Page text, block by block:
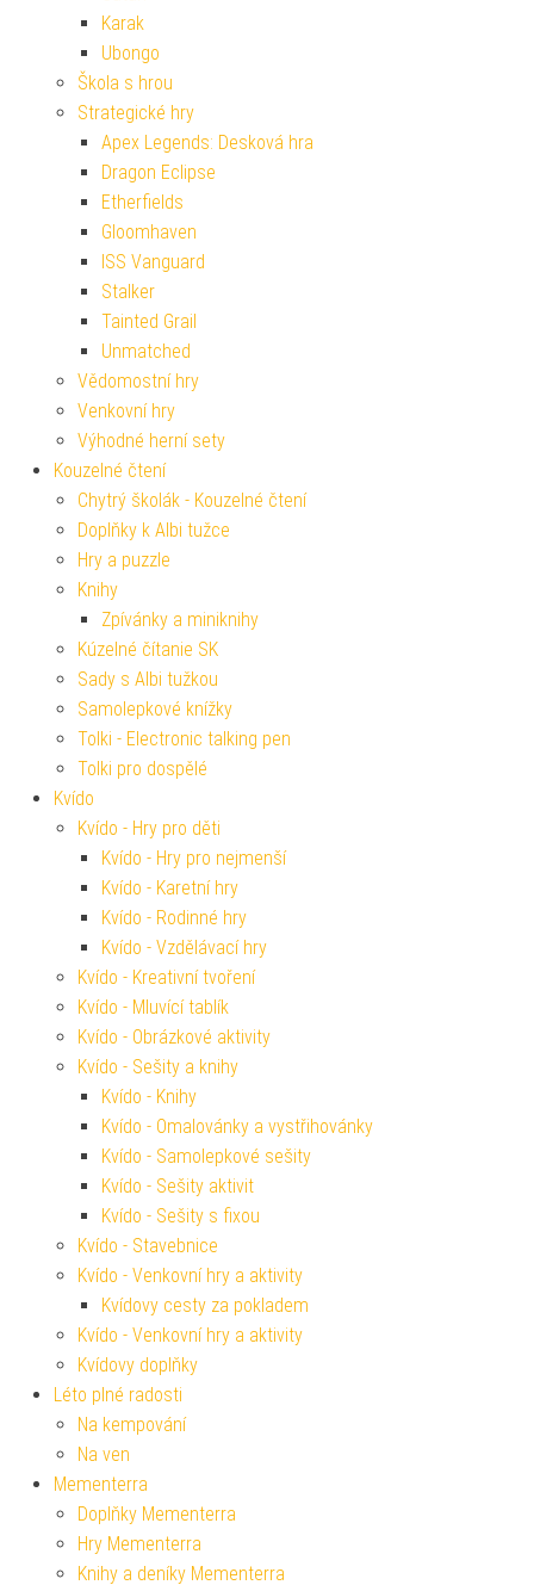
Karak
Ubongo
Škola s hrou
Strategické hry
Apex Legends: Desková hra
Dragon Eclipse
Etherfields
Gloomhaven
ISS Vanguard
Stalker
Tainted Grail
Unmatched
Vědomostní hry
Venkovní hry
Výhodné herní sety
Kouzelné čtení
Chytrý školák - Kouzelné čtení
Doplňky k Albi tužce
Hry a puzzle
Knihy
Zpívánky a miniknihy
Kúzelné čítanie SK
Sady s Albi tužkou
Samolepkové knížky
Tolki - Electronic talking pen
Tolki pro dospělé
Kvído
Kvído - Hry pro děti
Kvído - Hry pro nejmenší
Kvído - Karetní hry
Kvído - Rodinné hry
Kvído - Vzdělávací hry
Kvído - Kreativní tvoření
Kvído - Mluvící tablík
Kvído - Obrázkové aktivity
Kvído - Sešity a knihy
Kvído - Knihy
Kvído - Omalovánky a vystřihovánky
Kvído - Samolepkové sešity
Kvído - Sešity aktivit
Kvído - Sešity s fixou
Kvído - Stavebnice
Kvído - Venkovní hry a aktivity
Kvídovy cesty za pokladem
Kvído - Venkovní hry a aktivity
Kvídovy doplňky
Léto plné radosti
Na kempování
Na ven
Mementerra
Doplňky Mementerra
Hry Mementerra
Knihy a deníky Mementerra